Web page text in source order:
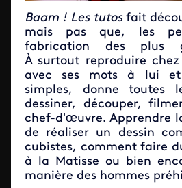
Baam ! Les tutosfait
mais pas que, les
fabrication des plus
À surtout reproduire
avec ses mots à lui et
simples, donne toutes
dessiner, découper,
chef-d’œuvre. Apprendre
de réaliser un dessin
cubistes, comment faire
à la Matisse ou bien
manière des hommes